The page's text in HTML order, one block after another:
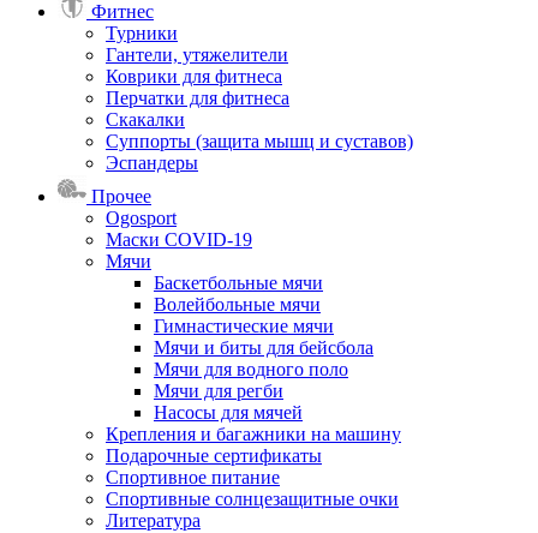
Фитнес
Турники
Гантели, утяжелители
Коврики для фитнеса
Перчатки для фитнеса
Скакалки
Суппорты (защита мышц и суставов)
Эспандеры
Прочее
Ogosport
Маски COVID-19
Мячи
Баскетбольные мячи
Волейбольные мячи
Гимнастические мячи
Мячи и биты для бейсбола
Мячи для водного поло
Мячи для регби
Насосы для мячей
Крепления и багажники на машину
Подарочные сертификаты
Спортивное питание
Спортивные солнцезащитные очки
Литература